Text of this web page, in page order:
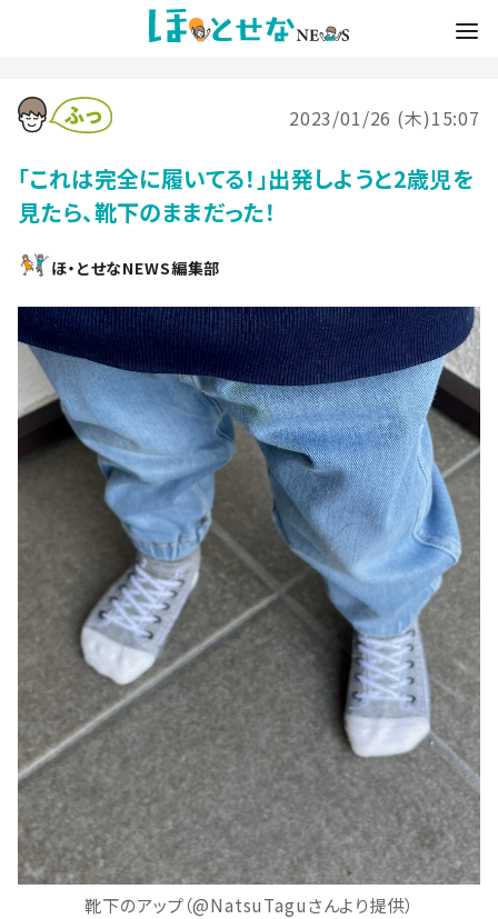
2023/01/26 (木)15:07
「これは完全に履いてる！」出発しようと2歳児を
見たら、靴下のままだった！
ほ・とせなNEWS編集部
靴下のアップ（@NatsuTaguさんより提供）